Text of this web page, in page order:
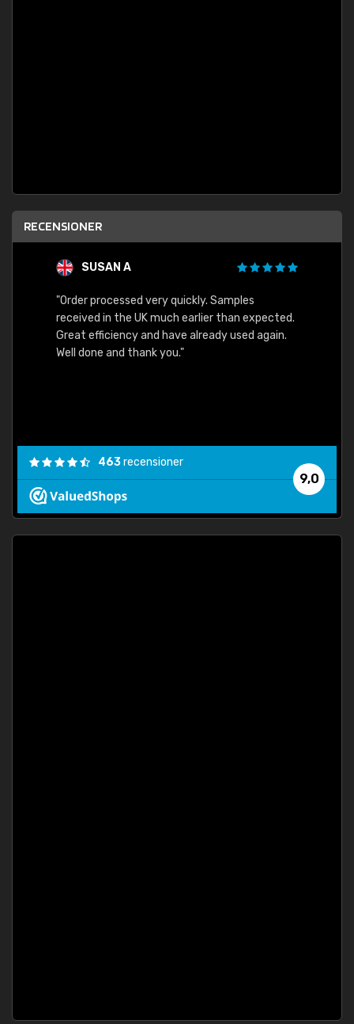
RECENSIONER
SUSAN A
"Order processed very quickly. Samples
received in the UK much earlier than expected.
Great efficiency and have already used again.
Well done and thank you."
9,0
463recensioner